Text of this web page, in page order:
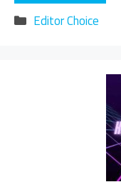
Kategori
Editor Choice